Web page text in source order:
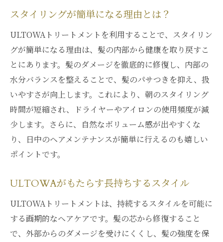
スタイリングが簡単になる理由とは？
ULTOWAトリートメントを利用することで、スタイリン
グが簡単になる理由は、髪の内部から健康を取り戻すこ
とにあります。髪のダメージを徹底的に修復し、内部の
水分バランスを整えることで、髪のパサつきを抑え、扱
いやすさが向上します。これにより、朝のスタイリング
時間が短縮され、ドライヤーやアイロンの使用頻度が減
少します。さらに、自然なボリューム感が出やすくな
り、日中のヘアメンテナンスが簡単に行えるのも嬉しい
ポイントです。
ULTOWAがもたらす長持ちするスタイル
ULTOWAトリートメントは、持続するスタイルを可能に
する画期的なヘアケアです。髪の芯から修復すること
で、外部からのダメージを受けにくくし、髪の強度を保